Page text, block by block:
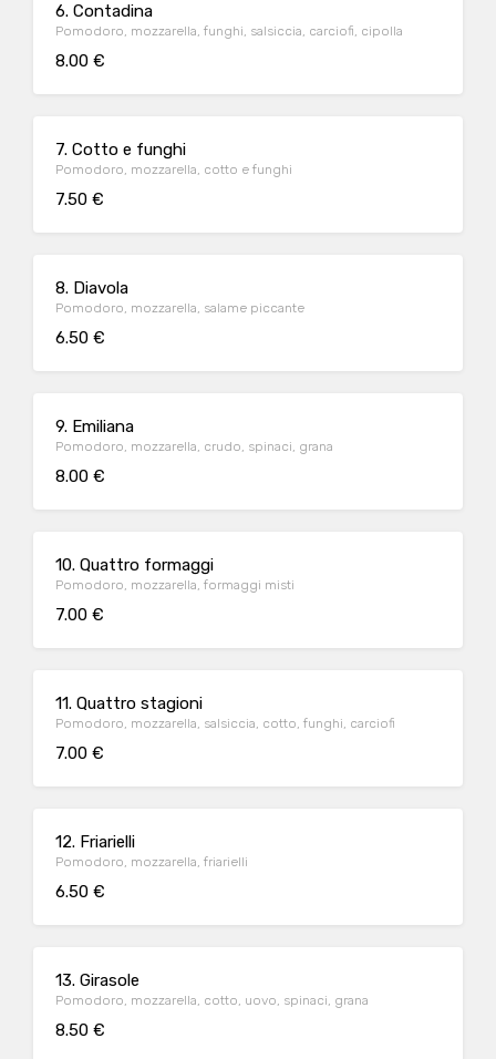
6. Contadina
Pomodoro, mozzarella, funghi, salsiccia, carciofi, cipolla
8.00 €
7. Cotto e funghi
Pomodoro, mozzarella, cotto e funghi
7.50 €
8. Diavola
Pomodoro, mozzarella, salame piccante
6.50 €
9. Emiliana
Pomodoro, mozzarella, crudo, spinaci, grana
8.00 €
10. Quattro formaggi
Pomodoro, mozzarella, formaggi misti
7.00 €
11. Quattro stagioni
Pomodoro, mozzarella, salsiccia, cotto, funghi, carciofi
7.00 €
12. Friarielli
Pomodoro, mozzarella, friarielli
6.50 €
13. Girasole
Pomodoro, mozzarella, cotto, uovo, spinaci, grana
8.50 €